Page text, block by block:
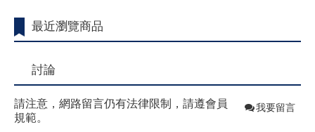
最近瀏覽商品
討論
請注意，網路留言仍有法律限制，請遵會員
規範。
我要留言